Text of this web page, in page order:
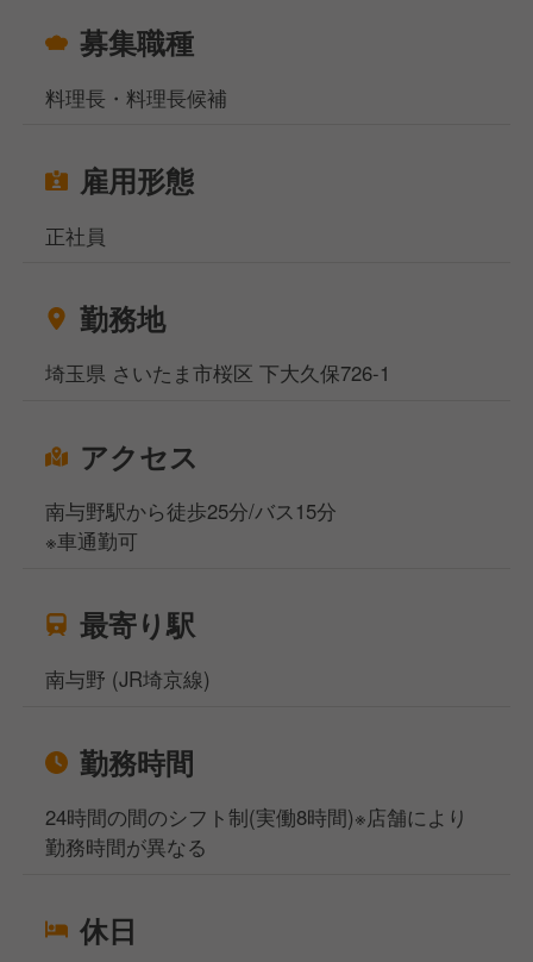
募集職種
料理長・料理長候補
雇用形態
正社員
勤務地
埼玉県 さいたま市桜区 下大久保726-1
アクセス
南与野駅から徒歩25分/バス15分
※車通勤可
最寄り駅
南与野 (JR埼京線)
勤務時間
24時間の間のシフト制(実働8時間)※店舗により
勤務時間が異なる
休日